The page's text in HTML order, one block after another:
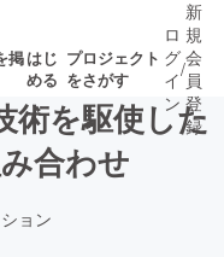
掲はじ
める
プロジェクト
をさがす
ェクト
ロ
グ
イ
ン
/
新
規
会
員
登
録
術を駆使した
合わせ
ョン